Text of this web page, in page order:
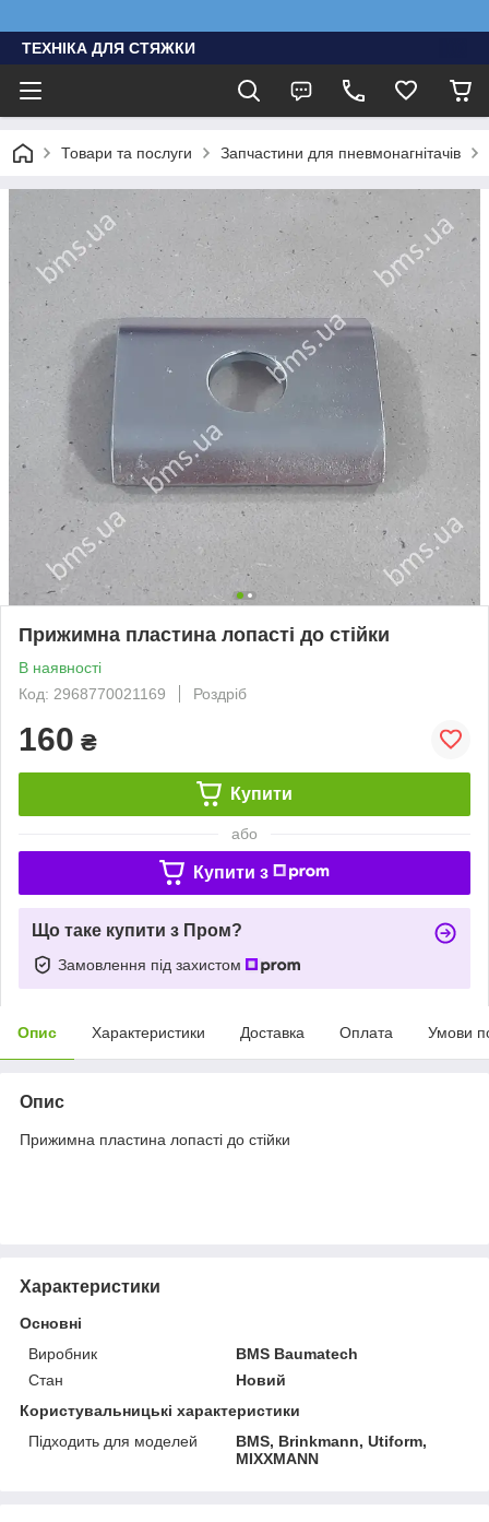
ТЕХНІКА ДЛЯ СТЯЖКИ
Товари та послуги Запчастини для пневмонагнітачів
Прижимна пластина лопасті до стійки
В наявності
Код: 2968770021169
Роздріб
160 ₴
Купити
або
Купити з
Що таке купити з Пром?
Замовлення під захистом
Опис Характеристики Доставка Оплата Умови
Опис
Прижимна пластина лопасті до стійки
Характеристики
Основні
Виробник
BMS Baumatech
Стан
Новий
Користувальницькі характеристики
Підходить для моделей
BMS, Brinkmann, Utiform,
MIXXMANN